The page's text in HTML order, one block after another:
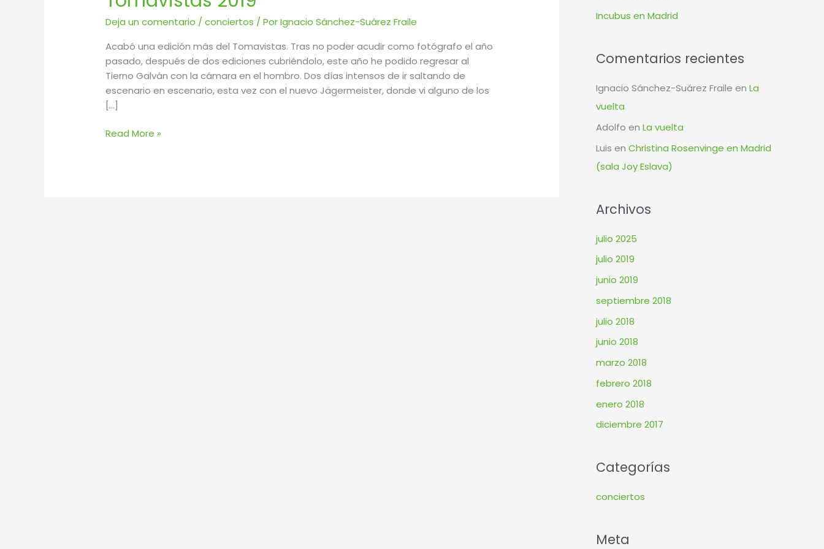
Deja un comentario /conciertos / PorIgnacio Sánchez-Suárez Fraile
Acabó una edición más del Tomavistas. Tras no poder acudir como fotógrafo el año
pasado, después de dos ediciones cubriéndolo, este año he podido regresar al
Tierno Galván con la cámara en el hombro. Dos días intensos de ir saltando de
escenario en escenario, esta vez con el nuevo Jägermeister, donde vi alguno de los
[…]
Read More »
:Incubus en Madrid
Comentarios recientes
Ignacio Sánchez-Suárez Fraile en La
vuelta
Adolfo en La vuelta
Luis en Christina Rosenvinge en Madrid
(sala Joy Eslava)
Archivos
julio 2025
julio 2019
junio 2019
septiembre 2018
julio 2018
junio 2018
marzo 2018
febrero 2018
enero 2018
diciembre 2017
Categorías
conciertos
Meta